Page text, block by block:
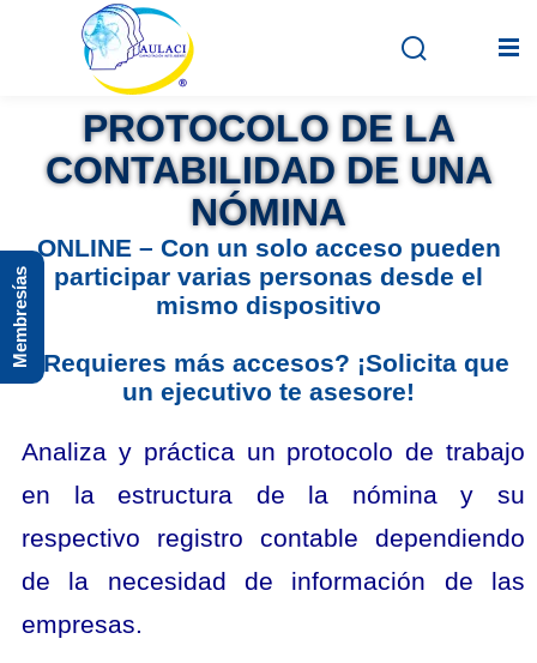
Inicio
En vivo
Grabados
Iniciar sesión
PROTOCOLO DE LA
CONTABILIDAD DE UNA
NÓMINA
ONLINE – Con un solo acceso pueden
participar varias personas desde el
mismo dispositivo
¿Requieres más accesos? ¡Solicita que
un ejecutivo te asesore!
Analiza y práctica un protocolo de trabajo
en la estructura de la nómina y su
respectivo registro contable dependiendo
de la necesidad de información de las
empresas.
Membresías